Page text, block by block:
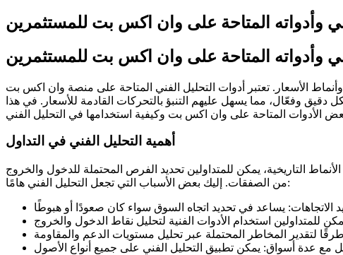
وأدواته المتاحة على وان اكس بت للمستثمرين
وأدواته المتاحة على وان اكس بت للمستثمرين
الأسعار. تعتبر أدوات التحليل الفني المتاحة على منصة وان اكس بت
دقيق وفعّال، مما يسهل عليهم التنبؤ بالتحركات القادمة للأسعار. في هذا
أهمية التحليل الفني في التداول
التاريخية، يمكن للمتداولين تحديد الفرص المحتملة للدخول والخروج
من الصفقات. إليك بعض الأسباب التي تجعل التحليل الفني هامًا: